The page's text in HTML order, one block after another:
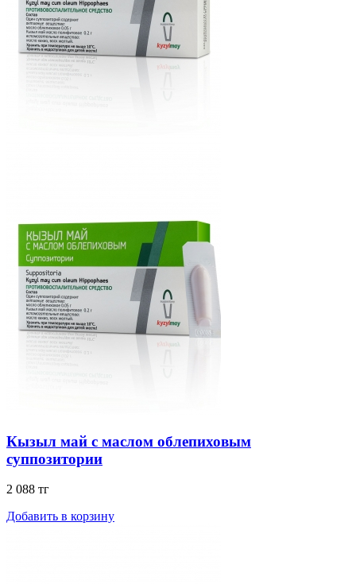
Кызыл май с маслом облепиховым
суппозитории
2 088 тг
Добавить в корзину